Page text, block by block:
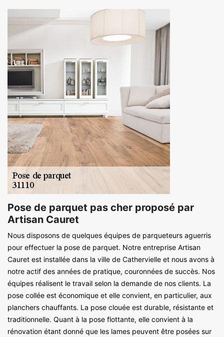
Pose de parquet pas cher proposé par
Artisan Cauret
Nous disposons de quelques équipes de parqueteurs aguerris
pour effectuer la pose de parquet. Notre entreprise Artisan
Cauret est installée dans la ville de Cathervielle et nous avons à
notre actif des années de pratique, couronnées de succès. Nos
équipes réalisent le travail selon la demande de nos clients. La
pose collée est économique et elle convient, en particulier, aux
planchers chauffants. La pose clouée est durable, résistante et
traditionnelle. Quant à la pose flottante, elle convient à la
rénovation étant donné que les lames peuvent être posées sur